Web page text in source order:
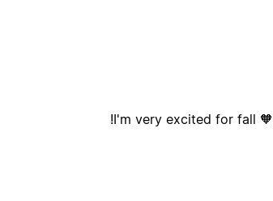
I'm very excited for fall